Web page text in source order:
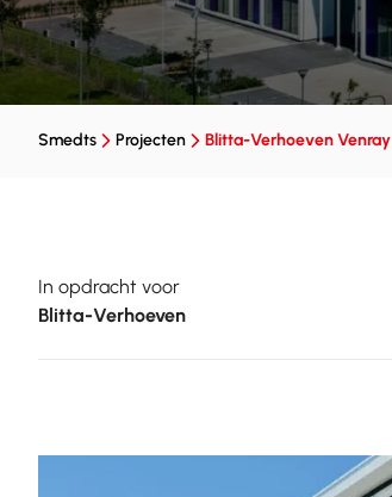
Smedts Projecten Blitta-Verhoeven Venray
In opdracht voor
Blitta-Verhoeven